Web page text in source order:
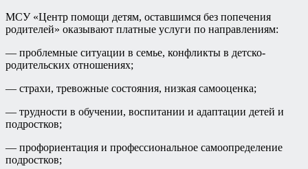
МСУ «Центр помощи детям, оставшимся без попечения
родителей» оказывают платные услуги по направлениям:
— проблемные ситуации в семье, конфликты в детско-
родительских отношениях;
— страхи, тревожные состояния, низкая самооценка;
— трудности в обучении, воспитании и адаптации детей и
подростков;
— профориентация и профессиональное самоопределение
подростков;